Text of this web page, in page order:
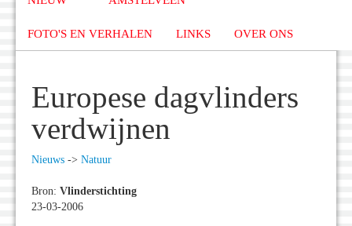
FOTO'S EN VERHALEN LINKS OVER ONS
Europese dagvlinders
verdwijnen
Nieuws -> Natuur
Bron: Vlinderstichting
23-03-2006